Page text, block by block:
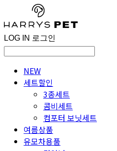
LOG IN 로그인
NEW
세트할인
3종세트
콤비세트
컴포터 보닛세트
여름상품
유모차용품